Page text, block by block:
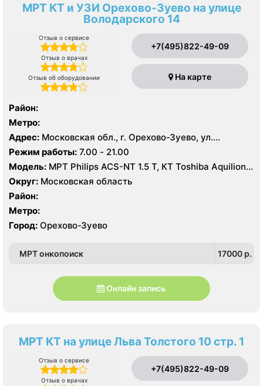
МРТ КТ и УЗИ Орехово-Зуево на улице
Володарского 14
Отзыв о сервисе
Отзыв о врачах
Отзыв об оборудовании
+7(495)822-49-09
На карте
Район:
Метро:
Адрес: Московская обл., г. Орехово-Зуево, ул.
Володарского, 14
Режим работы: 7.00 - 21.00
Модель: МРТ Philips ACS-NT 1.5 Т, КТ Toshiba Aquilion
64 среза, УЗИ
Округ: Московская область
Район:
Метро:
Город: Орехово-Зуево
МРТ онкопоиск 17000 p.
Онлайн запись
МРТ КТ на улице Льва Толстого 10 стр. 1
Отзыв о сервисе
Отзыв о врачах
+7(495)822-49-09